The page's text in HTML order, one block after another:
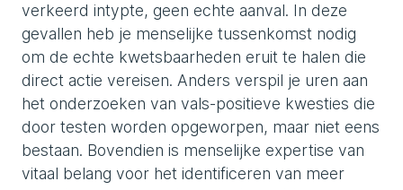
verkeerd intypte, geen echte aanval. In deze
gevallen heb je menselijke tussenkomst nodig
om de echte kwetsbaarheden eruit te halen die
direct actie vereisen. Anders verspil je uren aan
het onderzoeken van vals-positieve kwesties die
door testen worden opgeworpen, maar niet eens
bestaan. Bovendien is menselijke expertise van
vitaal belang voor het identificeren van meer